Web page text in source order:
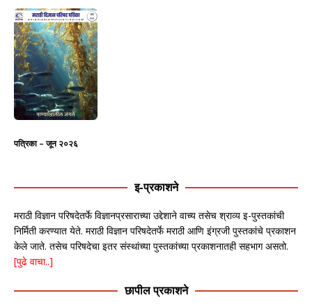
पत्रिका – जून २०२६
इ-प्रकाशने
मराठी विज्ञान परिषदेतर्फे विज्ञानप्रसाराच्या उद्देशाने वाच्य तसेच श्राव्य इ-पुस्तकांची
निर्मिती करण्यात येते. मराठी विज्ञान परिषदेतर्फे मराठी आणि इंग्रजी पुस्तकांचे प्रकाशन
केले जाते. तसेच परिषदेचा इतर संस्थांच्या पुस्तकांच्या प्रकाशनातही सहभाग असतो.
[पुढे वाचा..]
छापील प्रकाशने